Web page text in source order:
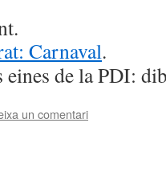
Carnaval.
de la PDI:
un comentari